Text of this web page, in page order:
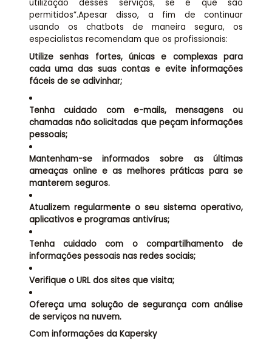
utilização desses serviços, se é que são
permitidos”.Apesar disso, a fim de continuar
usando os chatbots de maneira segura, os
especialistas recomendam que os profissionais:
Utilize senhas fortes, únicas e complexas para
cada uma das suas contas e evite informações
fáceis de se adivinhar;
Tenha cuidado com e-mails, mensagens ou
chamadas não solicitadas que peçam informações
pessoais;
Mantenham-se informados sobre as últimas
ameaças online e as melhores práticas para se
manterem seguros.
Atualizem regularmente o seu sistema operativo,
aplicativos e programas antivírus;
Tenha cuidado com o compartilhamento de
informações pessoais nas redes sociais;
Verifique o URL dos sites que visita;
Ofereça uma solução de segurança com análise
de serviços na nuvem.
Com informações da Kapersky